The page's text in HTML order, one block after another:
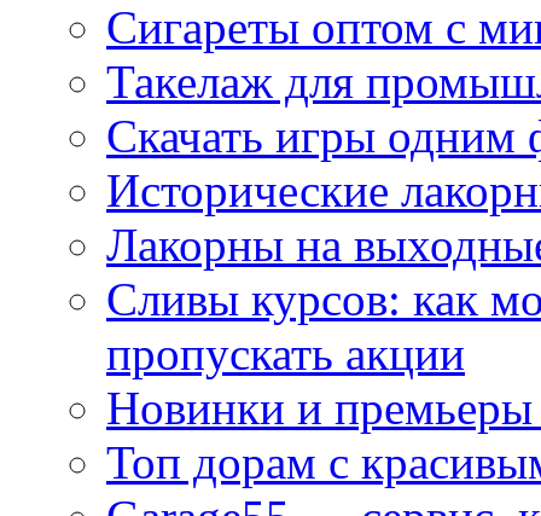
Сигареты оптом с
Такелаж для
Скачать игры одним
Исторические
Лакорны на
Сливы курсов: как
пропускать акции
Новинки и
Топ дорам с